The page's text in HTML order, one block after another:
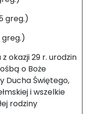
greg.)
greg.)
okazji 29 r. urodzin
o Boże
Ducha Świętego,
i wszelkie
rodziny